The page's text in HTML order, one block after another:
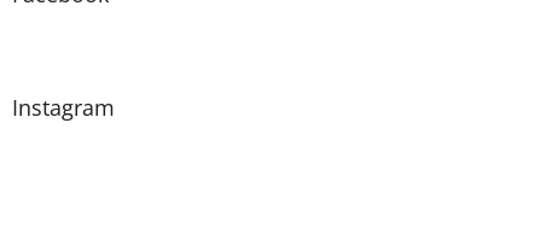
Instagram